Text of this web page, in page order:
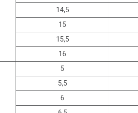
14,5
15
15,5
16
5
5,5
6